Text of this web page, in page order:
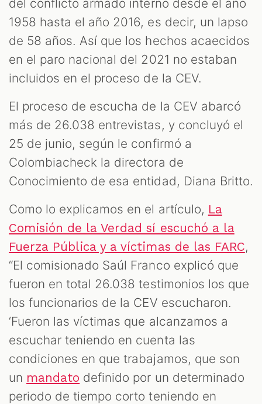
del conflicto armado interno desde el año
1958 hasta el año 2016, es decir, un lapso
de 58 años. Así que los hechos acaecidos
en el paro nacional del 2021 no estaban
incluidos en el proceso de la CEV.
El proceso de escucha de la CEV abarcó
más de 26.038 entrevistas, y concluyó el
25 de junio, según le confirmó a
Colombiacheck la directora de
Conocimiento de esa entidad, Diana Britto.
Como lo explicamos en el artículo, La
Comisión de la Verdad sí escuchó a la
Fuerza Pública y a víctimas de las FARC,
“El comisionado Saúl Franco explicó que
fueron en total 26.038 testimonios los que
los funcionarios de la CEV escucharon.
‘Fueron las víctimas que alcanzamos a
escuchar teniendo en cuenta las
condiciones en que trabajamos, que son
un mandato definido por un determinado
periodo de tiempo corto teniendo en